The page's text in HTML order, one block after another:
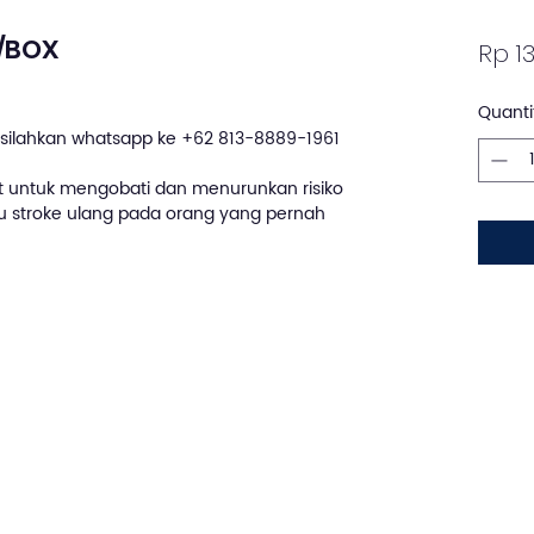
whatsapp ke +62 813-8889-1961
mengobati dan menurunkan risiko
ulang pada orang yang pernah
Rp